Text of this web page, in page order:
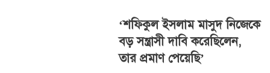
‘শফিকুল ইসলাম মাসুদ নিজেকে
বড় সন্ত্রাসী দাবি করেছিলেন,
তার প্রমাণ পেয়েছি’